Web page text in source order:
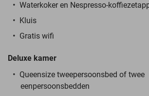
Waterkoker en Nespresso-
Kluis
Gratis wifi
Deluxe kamer
Queensize tweepersoonsbed of twee
eenpersoonsbedden